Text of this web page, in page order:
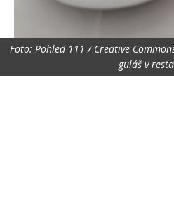
Foto: Pohled 111 / Creative
guláš v